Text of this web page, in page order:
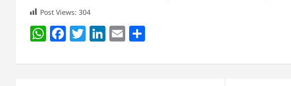
Post Views: 304
W
at
F
c
T
itt
Li
k
E
ai ar